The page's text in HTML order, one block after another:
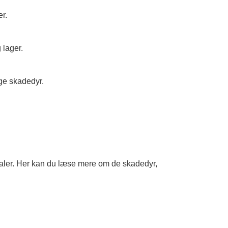
lager.
skadedyr.
Her kan du læse mere om de skadedyr,